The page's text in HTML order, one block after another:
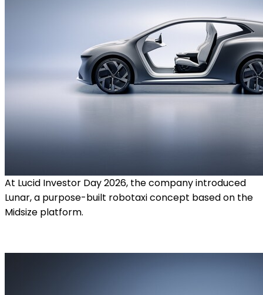
At Lucid Investor Day 2026, the company introduced
Lunar, a purpose-built robotaxi concept based on the
Midsize platform.